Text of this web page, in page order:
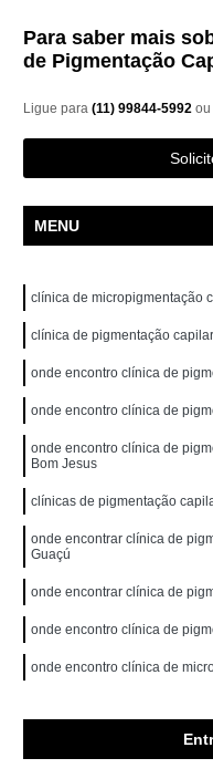
Para saber mais
de Pigmentação
Ligue para(11) 99844-5992
MENU
clínica de micropigmentação
clínica de pigmentação
onde encontro clínica de
onde encontro clínica de
onde encontro clínica de
Bom Jesus
clínicas de pigmentação
onde encontrar clínica de
Guaçú
onde encontrar clínica de
onde encontro clínica de
onde encontro clínica de